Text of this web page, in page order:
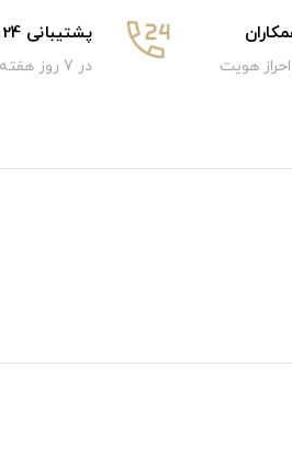
هویت
پشتیبانی 24 ساعته
در 7 روز هفته